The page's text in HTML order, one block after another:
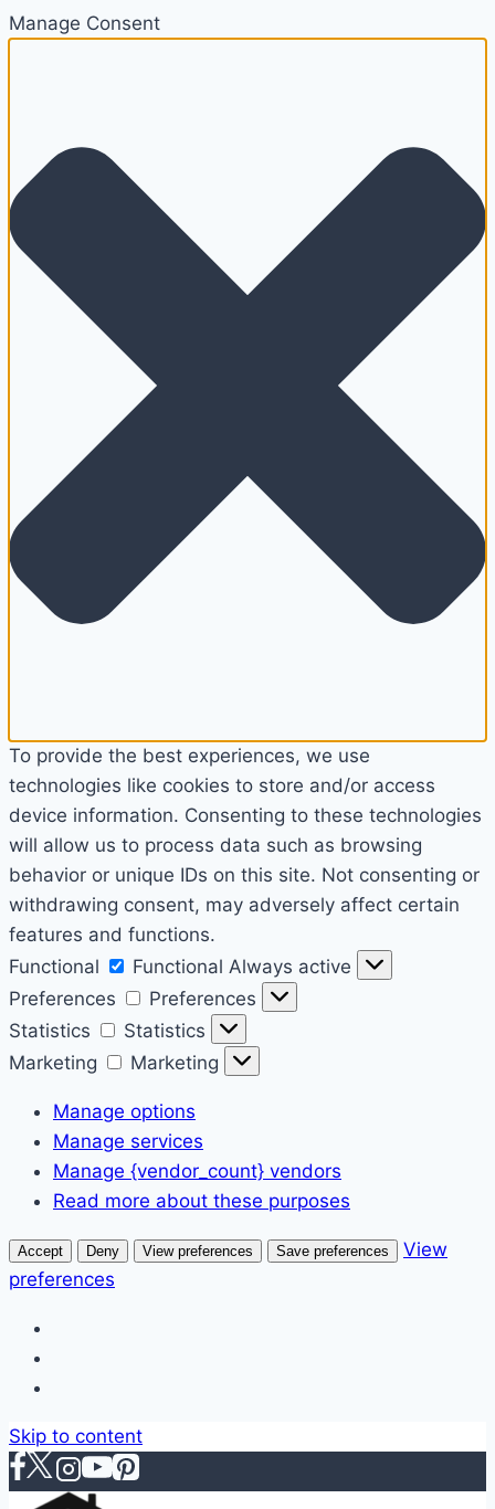
Manage Consent
To provide the best experiences, we use
technologies like cookies to store and/or access
device information. Consenting to these technologies
will allow us to process data such as browsing
behavior or unique IDs on this site. Not consenting or
withdrawing consent, may adversely affect certain
features and functions.
Functional
Functional Always active
Preferences
Preferences
Statistics
Statistics
Marketing
Marketing
Manage options
Manage services
Manage {vendor_count} vendors
Read more about these purposes
Accept Deny View preferences Save preferences
View
preferences
Skip to content